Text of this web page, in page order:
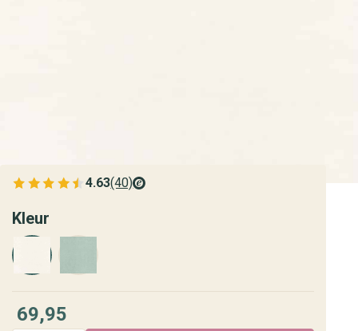
4.63(40)
Bekijk de verfplaza beoordelingen
Kleur
69,95